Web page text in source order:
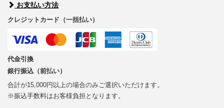
お支払い方法
クレジットカード（一括払い）
代金引換
銀行振込（前払い）
合計が15,000円以上の場合のみご選択いただけます。
※振込手数料はお客様負担となります。